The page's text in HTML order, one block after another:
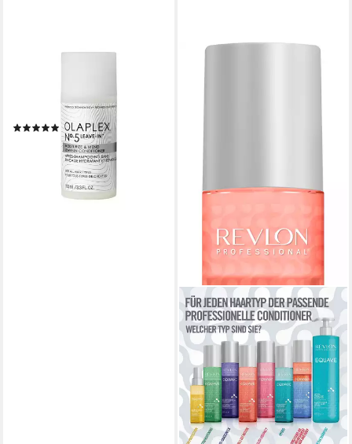
Hauttypen
(1)
ab 31,95 €
(31,95 €/ 100 ml)
lieferbar - in 2-3 Werktagen bei dir